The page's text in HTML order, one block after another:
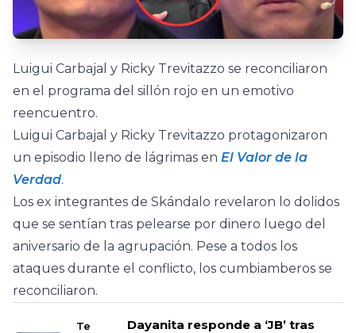
Luigui Carbajal y Ricky Trevitazzo se reconciliaron
en el programa del sillón rojo en un emotivo
reencuentro.
Luigui Carbajal y Ricky Trevitazzo protagonizaron
un episodio lleno de lágrimas en El Valor de la
Verdad.
Los ex integrantes de Skándalo revelaron lo dolidos
que se sentían tras pelearse por dinero luego del
aniversario de la agrupación. Pese a todos los
ataques durante el conflicto, los cumbiamberos se
reconciliaron.
Te
Dayanita responde a ‘JB’ tras